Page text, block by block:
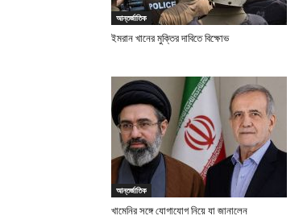
আন্তর্জাতিক
ইমরান খানের মুক্তির দাবিতে বিক্ষোভ
আন্তর্জাতিক
খামেনির সঙ্গে যোগাযোগ নিয়ে যা জানালেন